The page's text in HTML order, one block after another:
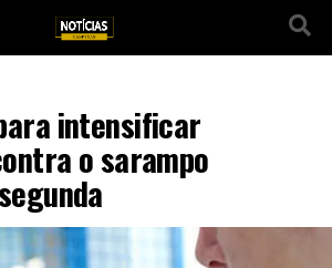
intensificar
o sarampo